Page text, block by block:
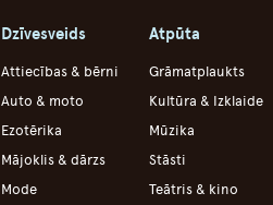
Dzīvesveids
Attiecības & bērni
Auto & moto
Ezotērika
Mājoklis & dārzs
Mode
Atpūta
Grāmatplaukts
Kultūra & Izklaide
Mūzika
Stāsti
Teātris & kino